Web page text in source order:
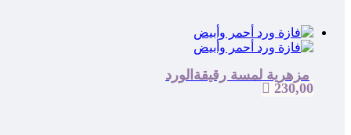
مزهرية لمسة رقيقة الورد
 230,00